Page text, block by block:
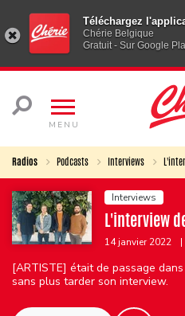
Téléchargez
Chérie Belgique
Gratuit - Sur Google
MENU
Radios Podcasts Interviews
Interviews
L'interview
14 janvier 2022 |
[ARTISTE] était de passage
sans plus tarder son interview.